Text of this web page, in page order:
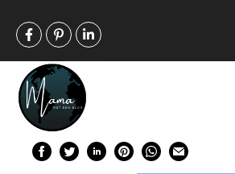
naar
inhoud